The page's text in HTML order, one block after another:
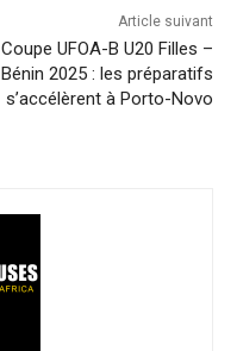
Article suivant
Coupe UFOA-B U20 Filles –
Bénin 2025 : les préparatifs
s’accélèrent à Porto-Novo